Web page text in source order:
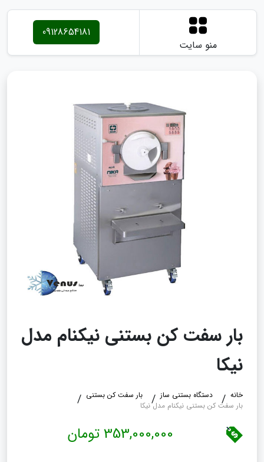
منو سایت
09128654181
بار سفت کن بستنی نیکنام مدل
نیکا
خانه دستگاه بستنی ساز
بار سفت کن بستنی
بار سفت کن بستنی نیکنام مدل نیکا
353,000,000 تومان